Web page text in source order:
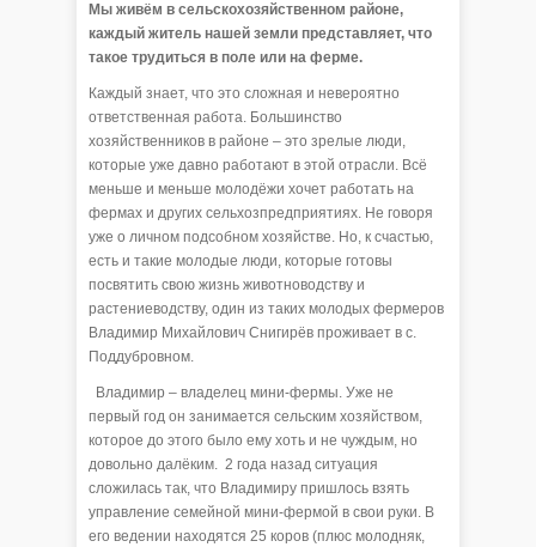
Мы живём в сельскохозяйственном районе,
каждый житель нашей земли представляет, что
такое трудиться в поле или на ферме.
Каждый знает, что это сложная и невероятно
ответственная работа. Большинство
хозяйственников в районе – это зрелые люди,
которые уже давно работают в этой отрасли. Всё
меньше и меньше молодёжи хочет работать на
фермах и других сельхозпредприятиях. Не говоря
уже о личном подсобном хозяйстве. Но, к счастью,
есть и такие молодые люди, которые готовы
посвятить свою жизнь животноводству и
растениеводству, один из таких молодых фермеров
Владимир Михайлович Снигирёв проживает в с.
Поддубровном.
Владимир – владелец мини-фермы. Уже не
первый год он занимается сельским хозяйством,
которое до этого было ему хоть и не чуждым, но
довольно далёким. 2 года назад ситуация
сложилась так, что Владимиру пришлось взять
управление семейной мини-фермой в свои руки. В
его ведении находятся 25 коров (плюс молодняк,